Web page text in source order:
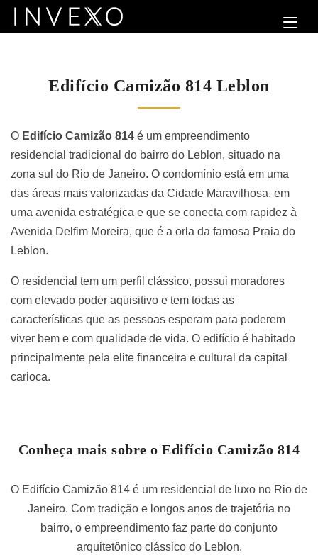
Edifício Camizão 814 Leblon
O Edifício Camizão 814 é um empreendimento
residencial tradicional do bairro do Leblon, situado na
zona sul do Rio de Janeiro. O condomínio está em uma
das áreas mais valorizadas da Cidade Maravilhosa, em
uma avenida estratégica e que se conecta com rapidez à
Avenida Delfim Moreira, que é a orla da famosa Praia do
Leblon.
O residencial tem um perfil clássico, possui moradores
com elevado poder aquisitivo e tem todas as
características que as pessoas esperam para poderem
viver bem e com qualidade de vida. O edifício é habitado
principalmente pela elite financeira e cultural da capital
carioca.
Conheça mais sobre o Edifício Camizão 814
O Edifício Camizão 814 é um residencial de luxo no Rio de
Janeiro. Com tradição e longos anos de trajetória no
bairro, o empreendimento faz parte do conjunto
arquitetônico clássico do Leblon.